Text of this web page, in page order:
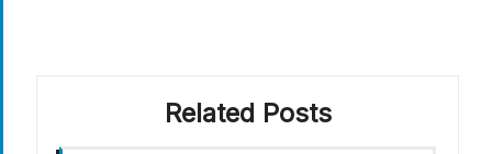
Related Posts